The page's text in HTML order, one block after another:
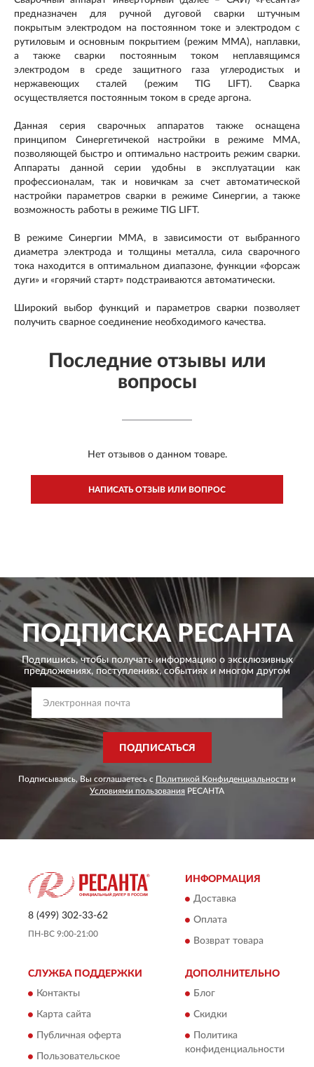
предназначен для ручной дуговой сварки штучным
покрытым электродом на постоянном токе и электродом с
рутиловым и основным покрытием (режим ММА), наплавки,
а также сварки постоянным током неплавящимся
электродом в среде защитного газа углеродистых и
нержавеющих сталей (режим TIG LIFT). Сварка
осуществляется постоянным током в среде аргона.
Данная серия сварочных аппаратов также оснащена
принципом Синергетичекой настройки в режиме ММА,
позволяющей быстро и оптимально настроить режим сварки.
Аппараты данной серии удобны в эксплуатации как
профессионалам, так и новичкам за счет автоматической
настройки параметров сварки в режиме Синергии, а также
возможность работы в режиме TIG LIFT.
В режиме Синергии ММА, в зависимости от выбранного
диаметра электрода и толщины металла, сила сварочного
тока находится в оптимальном диапазоне, функции «форсаж
дуги» и «горячий старт» подстраиваются автоматически.
Широкий выбор функций и параметров сварки позволяет
получить сварное соединение необходимого качества.
Последние отзывы или
вопросы
Нет отзывов о данном товаре.
НАПИСАТЬ ОТЗЫВ ИЛИ ВОПРОС
ПОДПИСКАРЕСАНТА
Подпишись, чтобы получать информацию о эксклюзивных
предложениях, поступлениях, событиях и многом другом
ПОДПИСАТЬСЯ
Подписываясь, Вы соглашаетесь с Политикой Конфиденциальности и
Условиями пользования РЕСАНТА
8 (499) 302-33-62
ПН-ВС 9:00-21:00
ИНФОРМАЦИЯ
Доставка
Оплата
Возврат товара
СЛУЖБА ПОДДЕРЖКИ
Контакты
Карта сайта
Публичная оферта
Пользовательское
ДОПОЛНИТЕЛЬНО
Блог
Скидки
Политика
конфиденциальности